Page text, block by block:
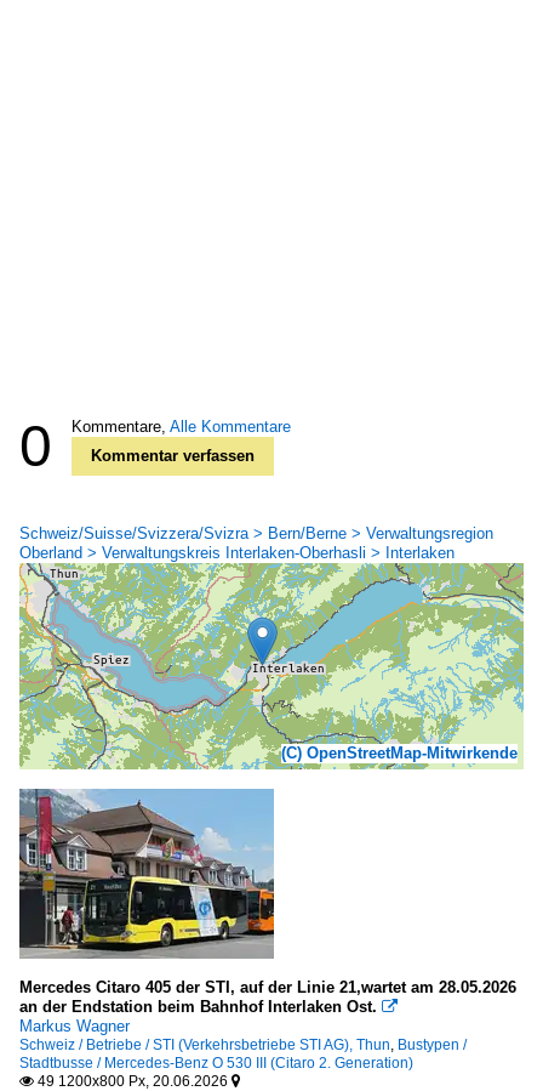
0 Kommentare, Alle Kommentare
Kommentar verfassen
Schweiz/Suisse/Svizzera/Svizra > Bern/Berne > Verwaltungsregion
Oberland > Verwaltungskreis Interlaken-Oberhasli > Interlaken
(C) OpenStreetMap-Mitwirkende
Mercedes Citaro 405 der STI, auf der Linie 21,wartet am 28.05.2026
an der Endstation beim Bahnhof Interlaken Ost. 
Markus Wagner
Schweiz / Betriebe / STI (Verkehrsbetriebe STI AG), Thun, Bustypen /
Stadtbusse / Mercedes-Benz O 530 III (Citaro 2. Generation)
 49 1200x800 Px, 20.06.2026 